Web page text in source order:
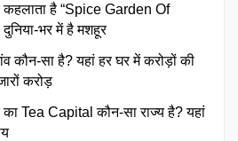
कहलाता है “Spice Garden Of
भर में है मशहूर
कौन-सा है? यहां हर घर में करोड़ों की
करोड़
Tea Capital कौन-सा राज्य है? यहां